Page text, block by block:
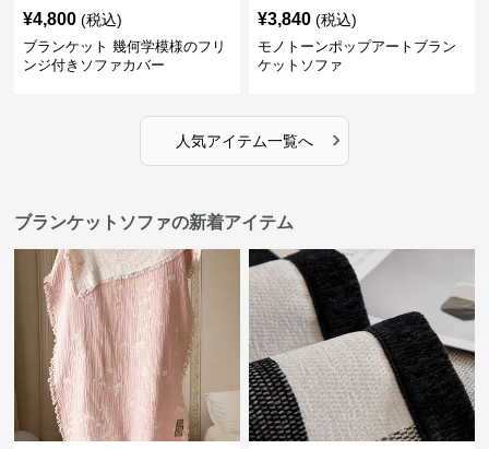
¥4,800 (税込)
ブランケット 幾何学模様のフリ
ンジ付きソファカバー
¥3,840 (税込)
モノトーンポップアートブラン
ケットソファ
人気アイテム一覧へ ›
ブランケットソファの新着アイテム